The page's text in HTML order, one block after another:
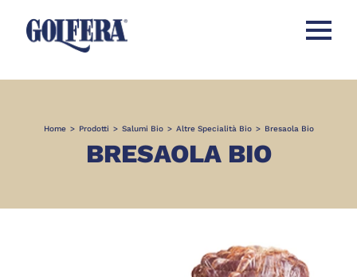
Apri
Home > Prodotti > Salumi Bio > Altre Specialità Bio > Bresaola Bio
BRESAOLA BIO